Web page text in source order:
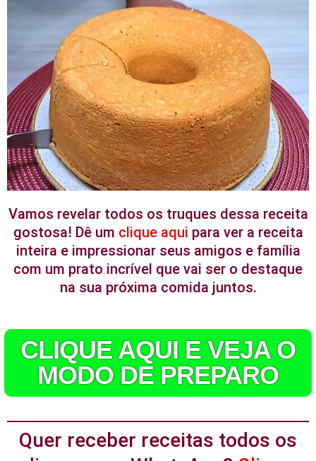
Vamos revelar todos os truques dessa receita
gostosa! Dê um clique aqui para ver a receita
inteira e impressionar seus amigos e família
com um prato incrível que vai ser o destaque
na sua próxima comida juntos.
CLIQUE AQUI E VEJA O
MODO DE PREPARO
Quer receber receitas todos os